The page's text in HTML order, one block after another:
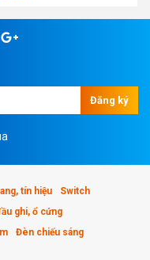
Đăng ký
tín hiệu
Switch
ghi, ổ cứng
Đèn chiếu sáng